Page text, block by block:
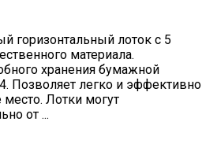
горизонтальный лоток с 5
материала.
хранения бумажной
Позволяет легко и эффективно
место. Лотки могут
от ...